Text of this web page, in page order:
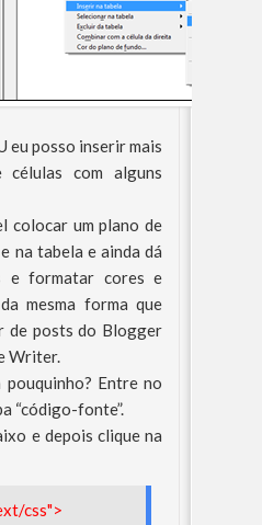
eu posso inserir mais
células com alguns
colocar um plano de
na tabela e ainda dá
e formatar cores e
mesma forma que
de posts do Blogger
Writer.
pouquinho? Entre no
“código-fonte”.
e depois clique na
css">